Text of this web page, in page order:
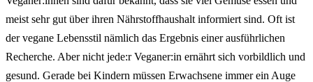
meist sehr gut über ihren Nährstoffhaushalt informiert sind. Oft ist
der vegane Lebensstil nämlich das Ergebnis einer ausführlichen
Recherche. Aber nicht jede:r Veganer:in ernährt sich vorbildlich und
gesund. Gerade bei Kindern müssen Erwachsene immer ein Auge